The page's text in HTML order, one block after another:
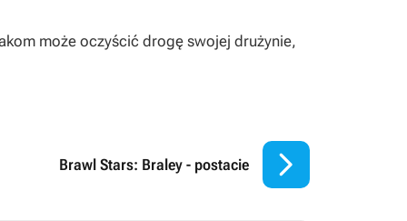
może oczyścić drogę swojej drużynie,
Brawl Stars: Braley - postacie 